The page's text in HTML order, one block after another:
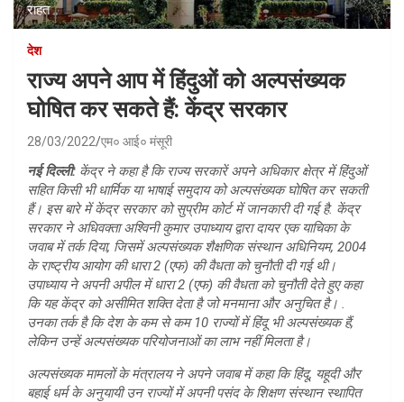
राहत
देश
राज्य अपने आप में हिंदुओं को अल्पसंख्यक
घोषित कर सकते हैं: केंद्र सरकार
28/03/2022 एम० आई० मंसूरी
नई दिल्ली: केंद्र ने कहा है कि राज्य सरकारें अपने अधिकार क्षेत्र में हिंदुओं
सहित किसी भी धार्मिक या भाषाई समुदाय को अल्पसंख्यक घोषित कर सकती
हैं। इस बारे में केंद्र सरकार को सुप्रीम कोर्ट में जानकारी दी गई है. केंद्र
सरकार ने अधिवक्ता अश्विनी कुमार उपाध्याय द्वारा दायर एक याचिका के
जवाब में तर्क दिया, जिसमें अल्पसंख्यक शैक्षणिक संस्थान अधिनियम, 2004
के राष्ट्रीय आयोग की धारा 2 (एफ) की वैधता को चुनौती दी गई थी।
उपाध्याय ने अपनी अपील में धारा 2 (एफ) की वैधता को चुनौती देते हुए कहा
कि यह केंद्र को असीमित शक्ति देता है जो मनमाना और अनुचित है। .
उनका तर्क है कि देश के कम से कम 10 राज्यों में हिंदू भी अल्पसंख्यक हैं,
लेकिन उन्हें अल्पसंख्यक परियोजनाओं का लाभ नहीं मिलता है।
अल्पसंख्यक मामलों के मंत्रालय ने अपने जवाब में कहा कि हिंदू, यहूदी और
बहाई धर्म के अनुयायी उन राज्यों में अपनी पसंद के शिक्षण संस्थान स्थापित